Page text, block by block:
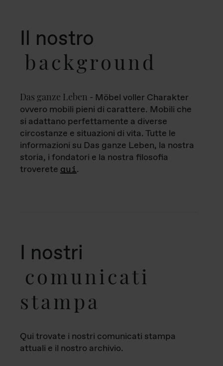
Il nostro
background
Das ganze Leben - Möbel voller Charakter
ovvero mobili pieni di carattere. Mobili che
si adattano perfettamente a diverse
circostanze e situazioni di vita. Tutte le
informazioni su Das ganze Leben, la nostra
storia, i fondatori e la nostra filosofia
troverete qui.
I nostri
comunicati
stampa
Qui trovate i nostri comunicati stampa
attuali e il nostro archivio.